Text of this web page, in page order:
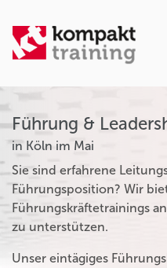
Führung &
in Köln im Mai
Sie sind erfahrene
Führungsposition? Wir
Führungskräftetrainings
zu unterstützen.
Unser eintägiges